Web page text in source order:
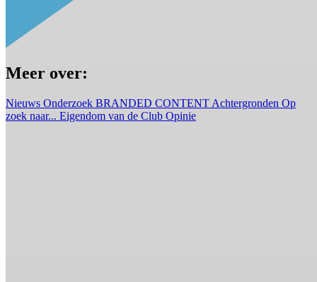
Meer over:
Nieuws Onderzoek BRANDED CONTENT Achtergronden Op
zoek naar... Eigendom van de Club Opinie